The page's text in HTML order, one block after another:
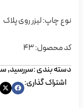
نوع چاپ: لیزر روی پلاک
کد محصول: 43
دسته بندی :سررسید,
اشتراک گذاری: